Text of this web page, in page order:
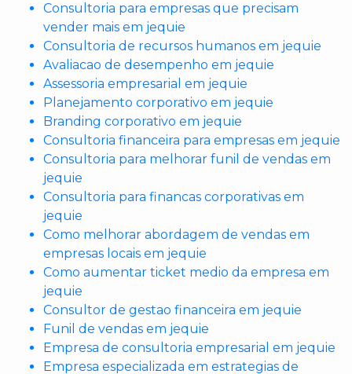
Consultoria para empresas que precisam
vender mais em jequie
Consultoria de recursos humanos em jequie
Avaliacao de desempenho em jequie
Assessoria empresarial em jequie
Planejamento corporativo em jequie
Branding corporativo em jequie
Consultoria financeira para empresas em jequie
Consultoria para melhorar funil de vendas em
jequie
Consultoria para financas corporativas em
jequie
Como melhorar abordagem de vendas em
empresas locais em jequie
Como aumentar ticket medio da empresa em
jequie
Consultor de gestao financeira em jequie
Funil de vendas em jequie
Empresa de consultoria empresarial em jequie
Empresa especializada em estrategias de